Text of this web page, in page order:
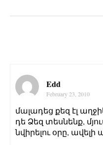
Edd
February 23, 2010
մալադեց քեզ էլ
դե Ձեզ տեսնենք,
նվիրելու օրը, ավելի